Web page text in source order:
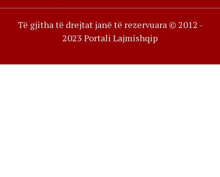
Të gjitha të drejtat janë të rezervuara © 2012 -
2023 Portali Lajmishqip